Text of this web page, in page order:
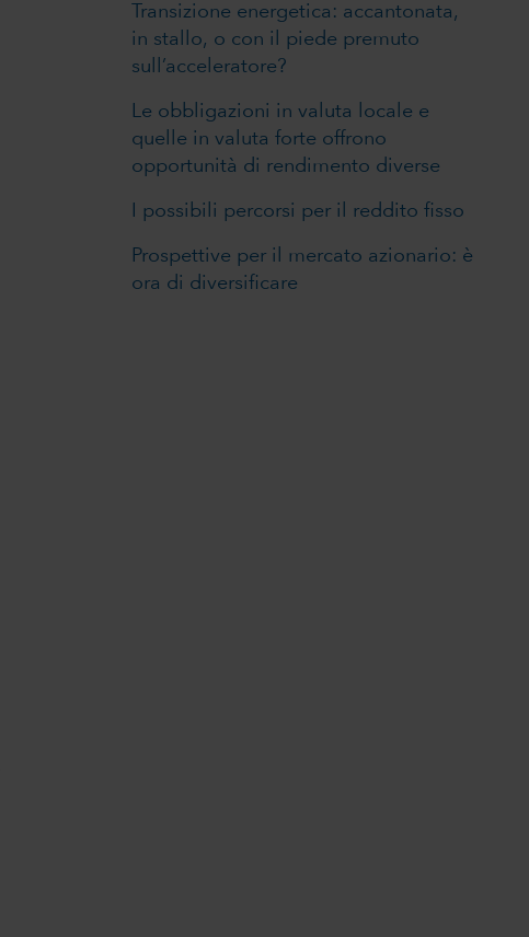
Transizione energetica: accantonata,
in stallo, o con il piede premuto
sull’acceleratore?
Le obbligazioni in valuta locale e
quelle in valuta forte offrono
opportunità di rendimento diverse
I possibili percorsi per il reddito fisso
Prospettive per il mercato azionario: è
ora di diversificare